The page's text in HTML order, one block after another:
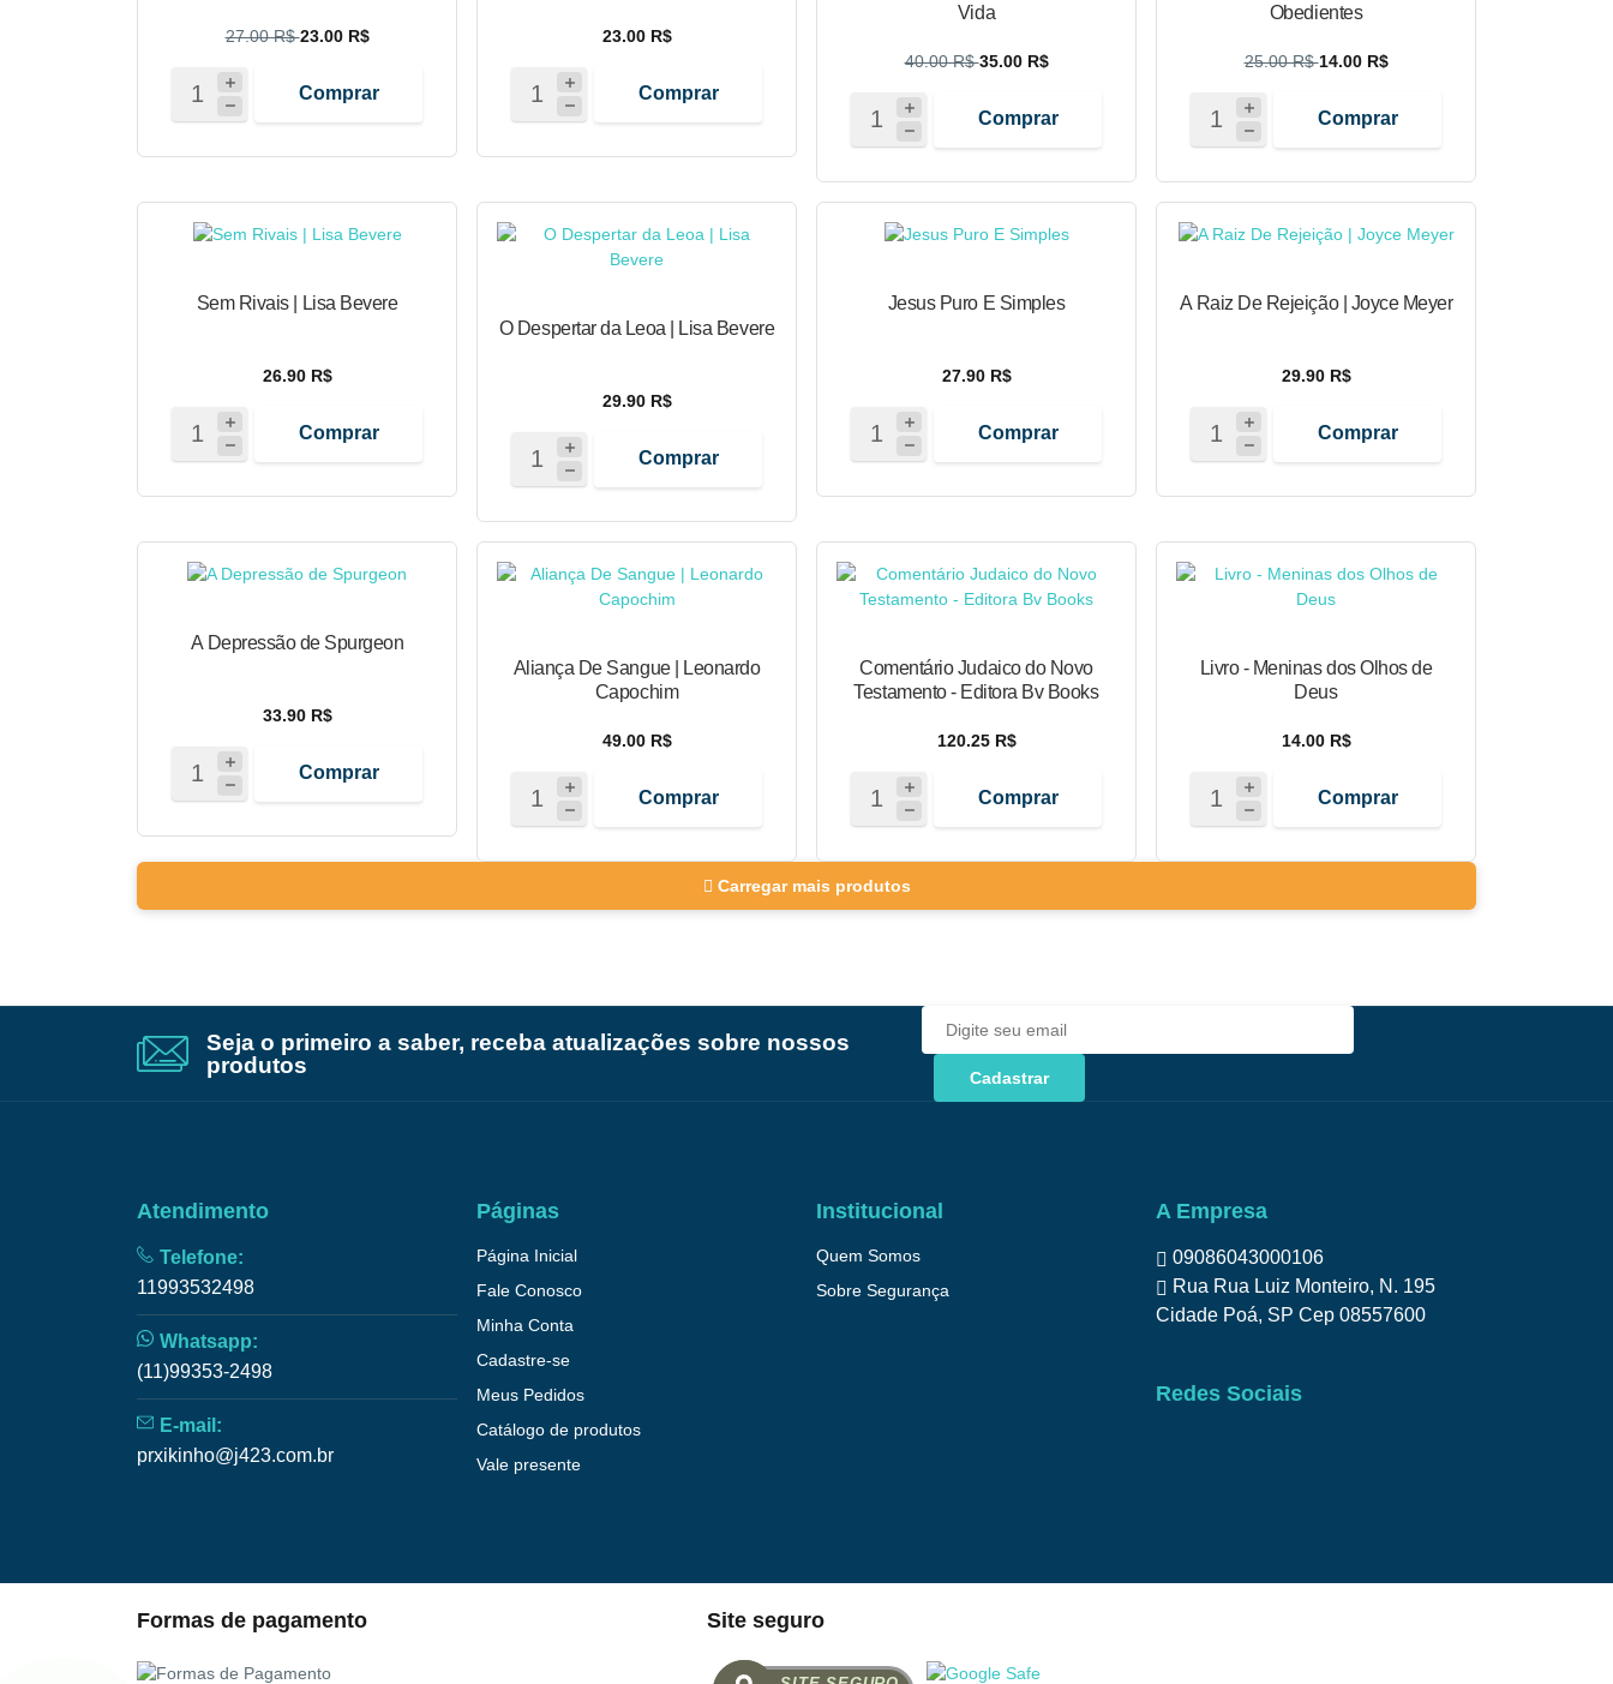
27.00 R$23.00 R$
Comprar
23.00 R$
Comprar
Vida
40.00 R$35.00 R$
Comprar
Obedientes
25.00 R$14.00 R$
Comprar
Sem Rivais | Lisa Bevere
26.90 R$
Comprar
O Despertar da Leoa | Lisa Bevere
29.90 R$
Comprar
Jesus Puro E Simples
27.90 R$
Comprar
A Raiz De Rejeição | Joyce Meyer
29.90 R$
Comprar
A Depressão de Spurgeon
33.90 R$
Comprar
Aliança De Sangue | Leonardo
Capochim
49.00 R$
Comprar
Comentário Judaico do Novo
Testamento - Editora Bv Books
120.25 R$
Comprar
Livro - Meninas dos Olhos de
Deus
14.00 R$
Comprar
Carregar mais produtos
Seja o primeiro a saber, receba atualizações sobre nossos
produtos
Cadastrar
Atendimento
Telefone:
11993532498
Whatsapp:
(11)99353-2498
E-mail:
prxikinho@j423.com.br
Páginas
Página Inicial
Fale Conosco
Minha Conta
Cadastre-se
Meus Pedidos
Catálogo de produtos
Vale presente
Institucional
Quem Somos
Sobre Segurança
A Empresa
09086043000106
Rua Rua Luiz Monteiro, N. 195
Cidade Poá, SP Cep 08557600
Redes Sociais
Formas de pagamento Site seguro